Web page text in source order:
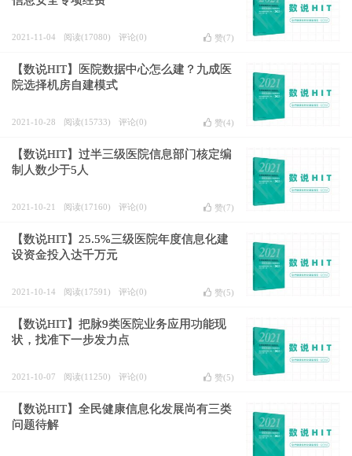
2021-11-04 阅读(17080) 评论(0) 赞(7)
【数说HIT】医院数据中心怎么建？九成医
院选择机房自建模式
2021-10-28 阅读(15733) 评论(0) 赞(4)
【数说HIT】过半三级医院信息部门核定编
制人数少于5人
2021-10-21 阅读(17160) 评论(0) 赞(7)
【数说HIT】25.5%三级医院年度信息化建
设资金投入达千万元
2021-10-14 阅读(17591) 评论(0) 赞(5)
【数说HIT】把脉9类医院业务应用功能现
状，找准下一步发力点
2021-10-07 阅读(11250) 评论(0) 赞(5)
【数说HIT】全民健康信息化发展尚有三类
问题待解